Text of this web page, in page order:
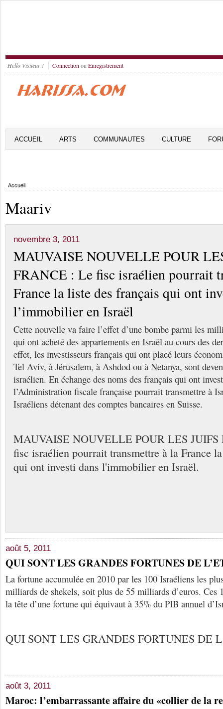
Hello Visiteur ! Connection ou Enregistrement
ACCUEIL ARTS COMMUNAUTES CULTURE
Accueil
Maariv
novembre 3, 2011
MAUVAISE NOUVELLE POUR
FRANCE : Le fisc israélien pourrait
France la liste des français qui ont
l’immobilier en Israël
Cette nouvelle va faire l’effet d’une bombe parmi les
qui ont acheté des appartements en Israël au cours des
effet, les investisseurs français qui ont placé leurs
Tel Aviv, à Jérusalem, à Ashdod ou à Netanya, sont
israélien. En échange des noms des français qui ont
l’Administration fiscale française pourrait transmettre à
Israéliens détenant des comptes bancaires en Suisse.
MAUVAISE NOUVELLE POUR LES
fisc israélien pourrait transmettre à la France
qui ont investi dans l'immobilier en Israël.
août 5, 2011
QUI SONT LES GRANDES FORTUNES DE
La fortune accumulée en 2010 par les 100 Israéliens les
milliards de shekels, soit plus de 55 milliards d’euros. Ces
la tête d’une fortune qui équivaut à 35% du PIB annuel
QUI SONT LES GRANDES FORTUNES DE
août 3, 2011
Maroc: l’embarrassante affaire du «collier de la